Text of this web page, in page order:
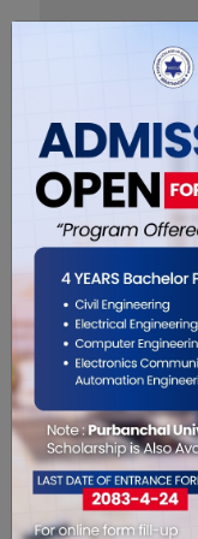
सम्बंधित खबरहरु